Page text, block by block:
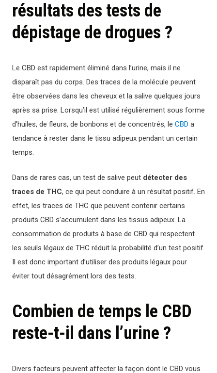
résultats des tests de
dépistage de drogues ?
Le CBD est rapidement éliminé dans l’urine, mais il ne
disparaît pas du corps. Des traces de la molécule peuvent
être observées dans les cheveux et la salive quelques jours
après sa prise. Lorsqu’il est utilisé régulièrement sous forme
d’huiles, de fleurs, de bonbons et de concentrés, le CBD a
tendance à rester dans le tissu adipeux pendant un certain
temps.
Dans de rares cas, un test de salive peut détecter des
traces de THC, ce qui peut conduire à un résultat positif. En
effet, les traces de THC que peuvent contenir certains
produits CBD s’accumulent dans les tissus adipeux. La
consommation de produits à base de CBD qui respectent
les seuils légaux de THC réduit la probabilité d’un test positif.
Il est donc important d’utiliser des produits légaux pour
éviter tout désagrément lors des tests.
Combien de temps le CBD
reste-t-il dans l’urine ?
Divers facteurs peuvent affecter la façon dont le CBD vous